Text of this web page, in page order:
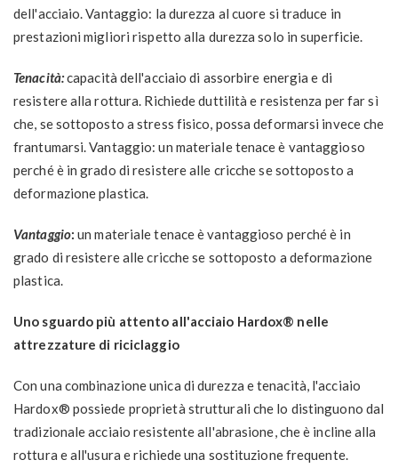
dell'acciaio. Vantaggio: la durezza al cuore si traduce in
prestazioni migliori rispetto alla durezza solo in superficie.
Tenacità:capacità dell'acciaio di assorbire energia e di
resistere alla rottura. Richiede duttilità e resistenza per far sì
che, se sottoposto a stress fisico, possa deformarsi invece che
frantumarsi. Vantaggio: un materiale tenace è vantaggioso
perché è in grado di resistere alle cricche se sottoposto a
deformazione plastica.
Vantaggio: un materiale tenace è vantaggioso perché è in
grado di resistere alle cricche se sottoposto a deformazione
plastica.
Uno sguardo più attento all'acciaio Hardox® nelle
attrezzature di riciclaggio
Con una combinazione unica di durezza e tenacità, l'acciaio
Hardox® possiede proprietà strutturali che lo distinguono dal
tradizionale acciaio resistente all'abrasione, che è incline alla
rottura e all'usura e richiede una sostituzione frequente.